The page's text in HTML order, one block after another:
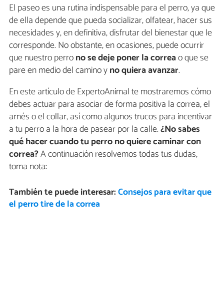
El paseo es una rutina indispensable para el perro, ya que
de ella depende que pueda socializar, olfatear, hacer sus
necesidades y, en definitiva, disfrutar del bienestar que le
corresponde. No obstante, en ocasiones, puede ocurrir
que nuestro perrono se deje poner la correao que se
pare en medio del camino yno quiera avanzar.
En este artículo de ExpertoAnimal te mostraremos cómo
debes actuar para asociar de forma positiva la correa, el
arnés o el collar, así como algunos trucos para incentivar
a tu perro a la hora de pasear por la calle.¿No sabes
qué hacer cuando tu perro no quiere caminar con
correa?A continuación resolvemos todas tus dudas,
toma nota:
También te puede interesar:Consejos para evitar que
el perro tire de la correa